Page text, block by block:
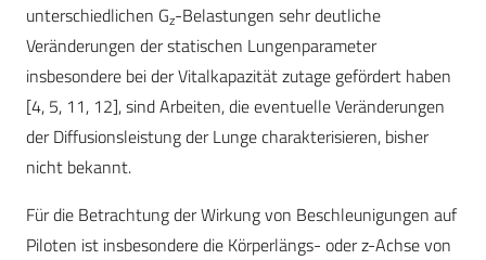
unterschiedlichen Gz-Belastungen sehr deutliche
Veränderungen der statischen Lungenparameter
insbesondere bei der Vitalkapazität zutage gefördert haben
[4, 5, 11, 12], sind Arbeiten, die eventuelle Veränderungen
der Diffusionsleistung der Lunge charakterisieren, bisher
nicht bekannt.
Für die Betrachtung der Wirkung von Beschleunigungen auf
Piloten ist insbesondere die Körperlängs- oder z-Achse von